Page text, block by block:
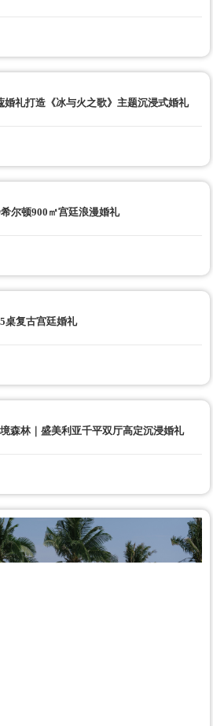
婚礼打造《冰与火之歌》主题沉浸式婚礼
尔顿900㎡宫廷浪漫婚礼
桌复古宫廷婚礼
森林｜盛美利亚千平双厅高定沉浸婚礼